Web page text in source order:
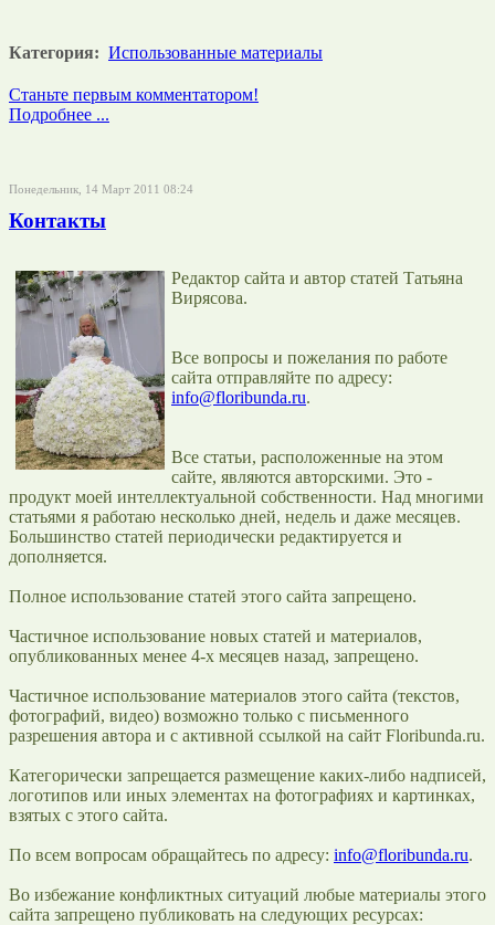
Категория: Использованные материалы
Станьте первым комментатором!
Подробнее ...
Понедельник, 14 Март 2011 08:24
Контакты
Редактор сайта и автор статей Татьяна
Вирясова.
Все вопросы и пожелания по работе
сайта отправляйте по адресу:
info@floribunda.ru.
Все статьи, расположенные на этом
сайте, являются авторскими. Это -
продукт моей интеллектуальной собственности. Над многими
статьями я работаю несколько дней, недель и даже месяцев.
Большинство статей периодически редактируется и
дополняется.
Полное использование статей этого сайта запрещено.
Частичное использование новых статей и материалов,
опубликованных менее 4-х месяцев назад, запрещено.
Частичное использование материалов этого сайта (текстов,
фотографий, видео) возможно только с письменного
разрешения автора и с активной ссылкой на сайт Floribunda.ru.
Категорически запрещается размещение каких-либо надписей,
логотипов или иных элементах на фотографиях и картинках,
взятых с этого сайта.
По всем вопросам обращайтесь по адресу: info@floribunda.ru.
Во избежание конфликтных ситуаций любые материалы этого
сайта запрещено публиковать на следующих ресурсах: